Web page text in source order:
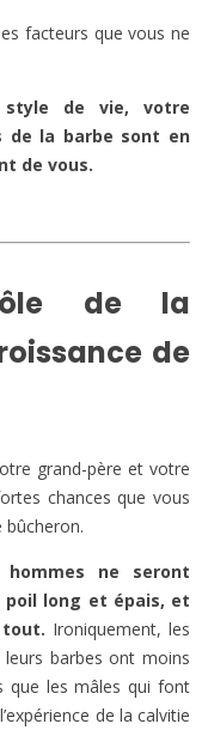
facteurs que vous ne
style de vie, votre
la barbe sont en
de vous.
de la
de
grand-père et votre
chances que vous
bûcheron.
ne seront
long et épais, et
tout. Ironiquement, les
barbes ont moins
que les mâles qui font
de la calvitie